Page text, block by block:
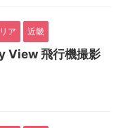
ア 近畿
View 飛行機撮影